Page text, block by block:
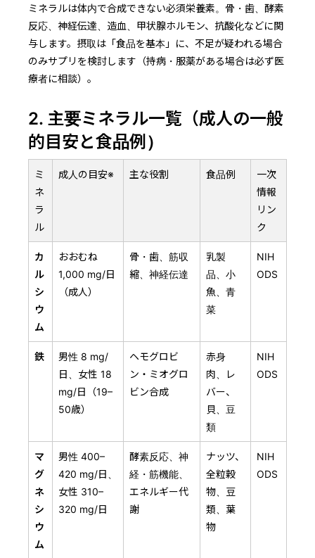
ミネラルは体内で合成できない必須栄養素。骨・歯、酵素
反応、神経伝達、造血、甲状腺ホルモン、抗酸化などに関
与します。摂取は「食品を基本」に、不足が疑われる場合
のみサプリを検討します（持病・服薬がある場合は必ず医
療者に相談）。
2. 主要ミネラル一覧（成人の一般
的目安と食品例）
ミ
ネ
ラ
ル
成人の目安※ 主な役割 食品例
一次
情報
リン
ク
カ
ル
シ
ウ
ム
おおむね
1,000 mg/日
（成人）
骨・歯、筋収
縮、神経伝達
乳製
品、小
魚、青
菜
NIH
ODS
鉄
男性 8 mg/
日、女性 18
mg/日（19–
50歳）
ヘモグロビ
ン・ミオグロ
ビン合成
赤身
肉、レ
バー、
貝、豆
類
NIH
ODS
マ
グ
ネ
シ
ウ
ム
男性 400–
420 mg/日、
女性 310–
320 mg/日
酵素反応、神
経・筋機能、
エネルギー代
謝
ナッツ、
全粒穀
物、豆
類、葉
物
NIH
ODS